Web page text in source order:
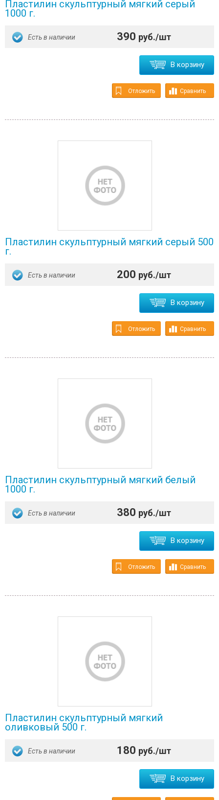
Пластилин скульптурный мягкий серый
1000 г.
Есть в наличии 390 руб./шт
В корзину
Отложить Сравнить
Пластилин скульптурный мягкий серый 500
г.
Есть в наличии 200 руб./шт
В корзину
Отложить Сравнить
Пластилин скульптурный мягкий белый
1000 г.
Есть в наличии 380 руб./шт
В корзину
Отложить Сравнить
Пластилин скульптурный мягкий
оливковый 500 г.
Есть в наличии 180 руб./шт
В корзину